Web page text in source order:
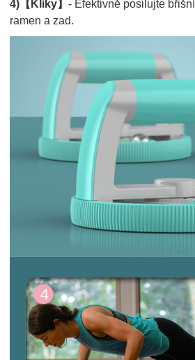
4)【Kliky】- Efektivně posilujte
ramen a zad.